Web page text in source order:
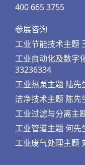
400 665 3755
参展咨询
工业节能技术主题
工业自动化及数字
33236334
工业热泵主题 陆先
洁净技术主题 陈
工业过滤与分离主
工业管道主题 何先
工业废气处理主题